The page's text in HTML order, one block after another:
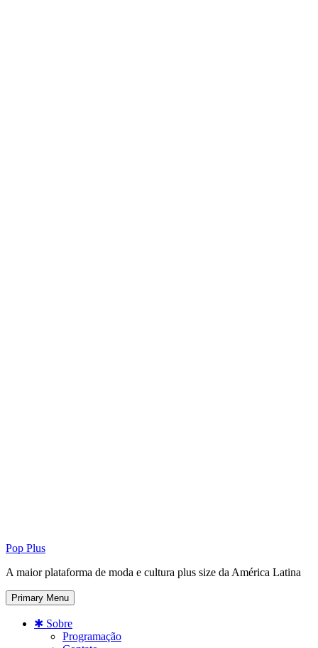
Pop Plus
A maior plataforma de moda e cultura plus size da América Latina
Primary Menu
✱ Sobre
Programação